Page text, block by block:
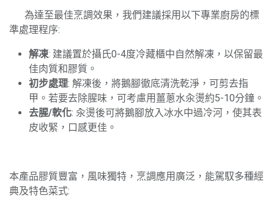
​為達至最佳烹調效果，我們建議採用以下專業廚房的標
準處理程序:
解凍: 建議置於攝氏0-4度冷藏櫃中自然解凍，以保留最
佳肉質和膠質。
初步處理: 解凍後，將鵝腳徹底清洗乾淨，可剪去指
甲。若要去除腥味，可考慮用薑蔥水汆燙約5-10分鐘。
去腥/軟化: 汆燙後可將鵝腳放入冰水中過冷河，使其表
皮收緊，口感更佳。
本產品膠質豐富，風味獨特，烹調應用廣泛，能駕馭多種經
典及特色菜式: